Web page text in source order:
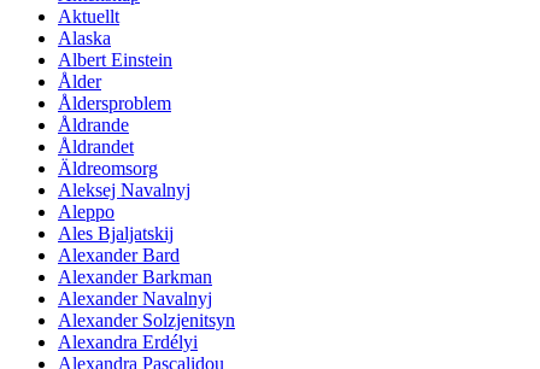
Aktuellt
Alaska
Albert Einstein
Ålder
Åldersproblem
Åldrande
Åldrandet
Äldreomsorg
Aleksej Navalnyj
Aleppo
Ales Bjaljatskij
Alexander Bard
Alexander Barkman
Alexander Navalnyj
Alexander Solzjenitsyn
Alexandra Erdélyi
Alexandra Pascalidou